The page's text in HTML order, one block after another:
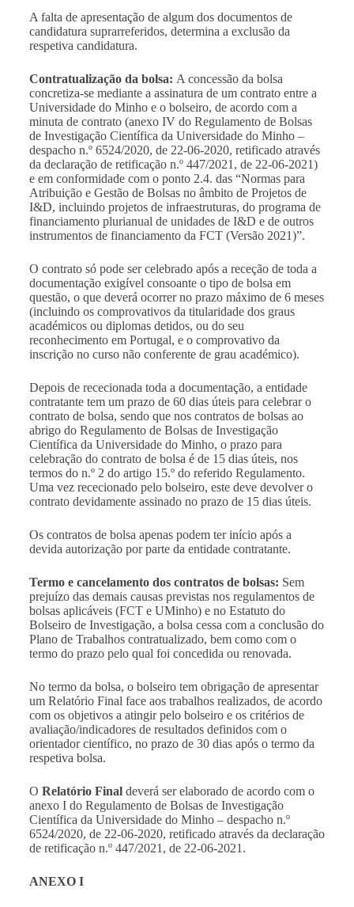
A falta de apresentação de algum dos documentos de
candidatura suprarreferidos, determina a exclusão da
respetiva candidatura.
Contratualização da bolsa: A concessão da bolsa
concretiza-se mediante a assinatura de um contrato entre a
Universidade do Minho e o bolseiro, de acordo com a
minuta de contrato (anexo IV do Regulamento de Bolsas
de Investigação Científica da Universidade do Minho –
despacho n.º 6524/2020, de 22-06-2020, retificado através
da declaração de retificação n.º 447/2021, de 22-06-2021)
e em conformidade com o ponto 2.4. das “Normas para
Atribuição e Gestão de Bolsas no âmbito de Projetos de
I&D, incluindo projetos de infraestruturas, do programa de
financiamento plurianual de unidades de I&D e de outros
instrumentos de financiamento da FCT (Versão 2021)”.
O contrato só pode ser celebrado após a receção de toda a
documentação exigível consoante o tipo de bolsa em
questão, o que deverá ocorrer no prazo máximo de 6 meses
(incluindo os comprovativos da titularidade dos graus
académicos ou diplomas detidos, ou do seu
reconhecimento em Portugal, e o comprovativo da
inscrição no curso não conferente de grau académico).
Depois de rececionada toda a documentação, a entidade
contratante tem um prazo de 60 dias úteis para celebrar o
contrato de bolsa, sendo que nos contratos de bolsas ao
abrigo do Regulamento de Bolsas de Investigação
Científica da Universidade do Minho, o prazo para
celebração do contrato de bolsa é de 15 dias úteis, nos
termos do n.º 2 do artigo 15.º do referido Regulamento.
Uma vez rececionado pelo bolseiro, este deve devolver o
contrato devidamente assinado no prazo de 15 dias úteis.
Os contratos de bolsa apenas podem ter início após a
devida autorização por parte da entidade contratante.
Termo e cancelamento dos contratos de bolsas: Sem
prejuízo das demais causas previstas nos regulamentos de
bolsas aplicáveis (FCT e UMinho) e no Estatuto do
Bolseiro de Investigação, a bolsa cessa com a conclusão do
Plano de Trabalhos contratualizado, bem como com o
termo do prazo pelo qual foi concedida ou renovada.
No termo da bolsa, o bolseiro tem obrigação de apresentar
um Relatório Final face aos trabalhos realizados, de acordo
com os objetivos a atingir pelo bolseiro e os critérios de
avaliação/indicadores de resultados definidos com o
orientador científico, no prazo de 30 dias após o termo da
respetiva bolsa.
O Relatório Finaldeverá ser elaborado de acordo com o
anexo I do Regulamento de Bolsas de Investigação
Científica da Universidade do Minho – despacho n.º
6524/2020, de 22-06-2020, retificado através da declaração
de retificação n.º 447/2021, de 22-06-2021.
ANEXO I